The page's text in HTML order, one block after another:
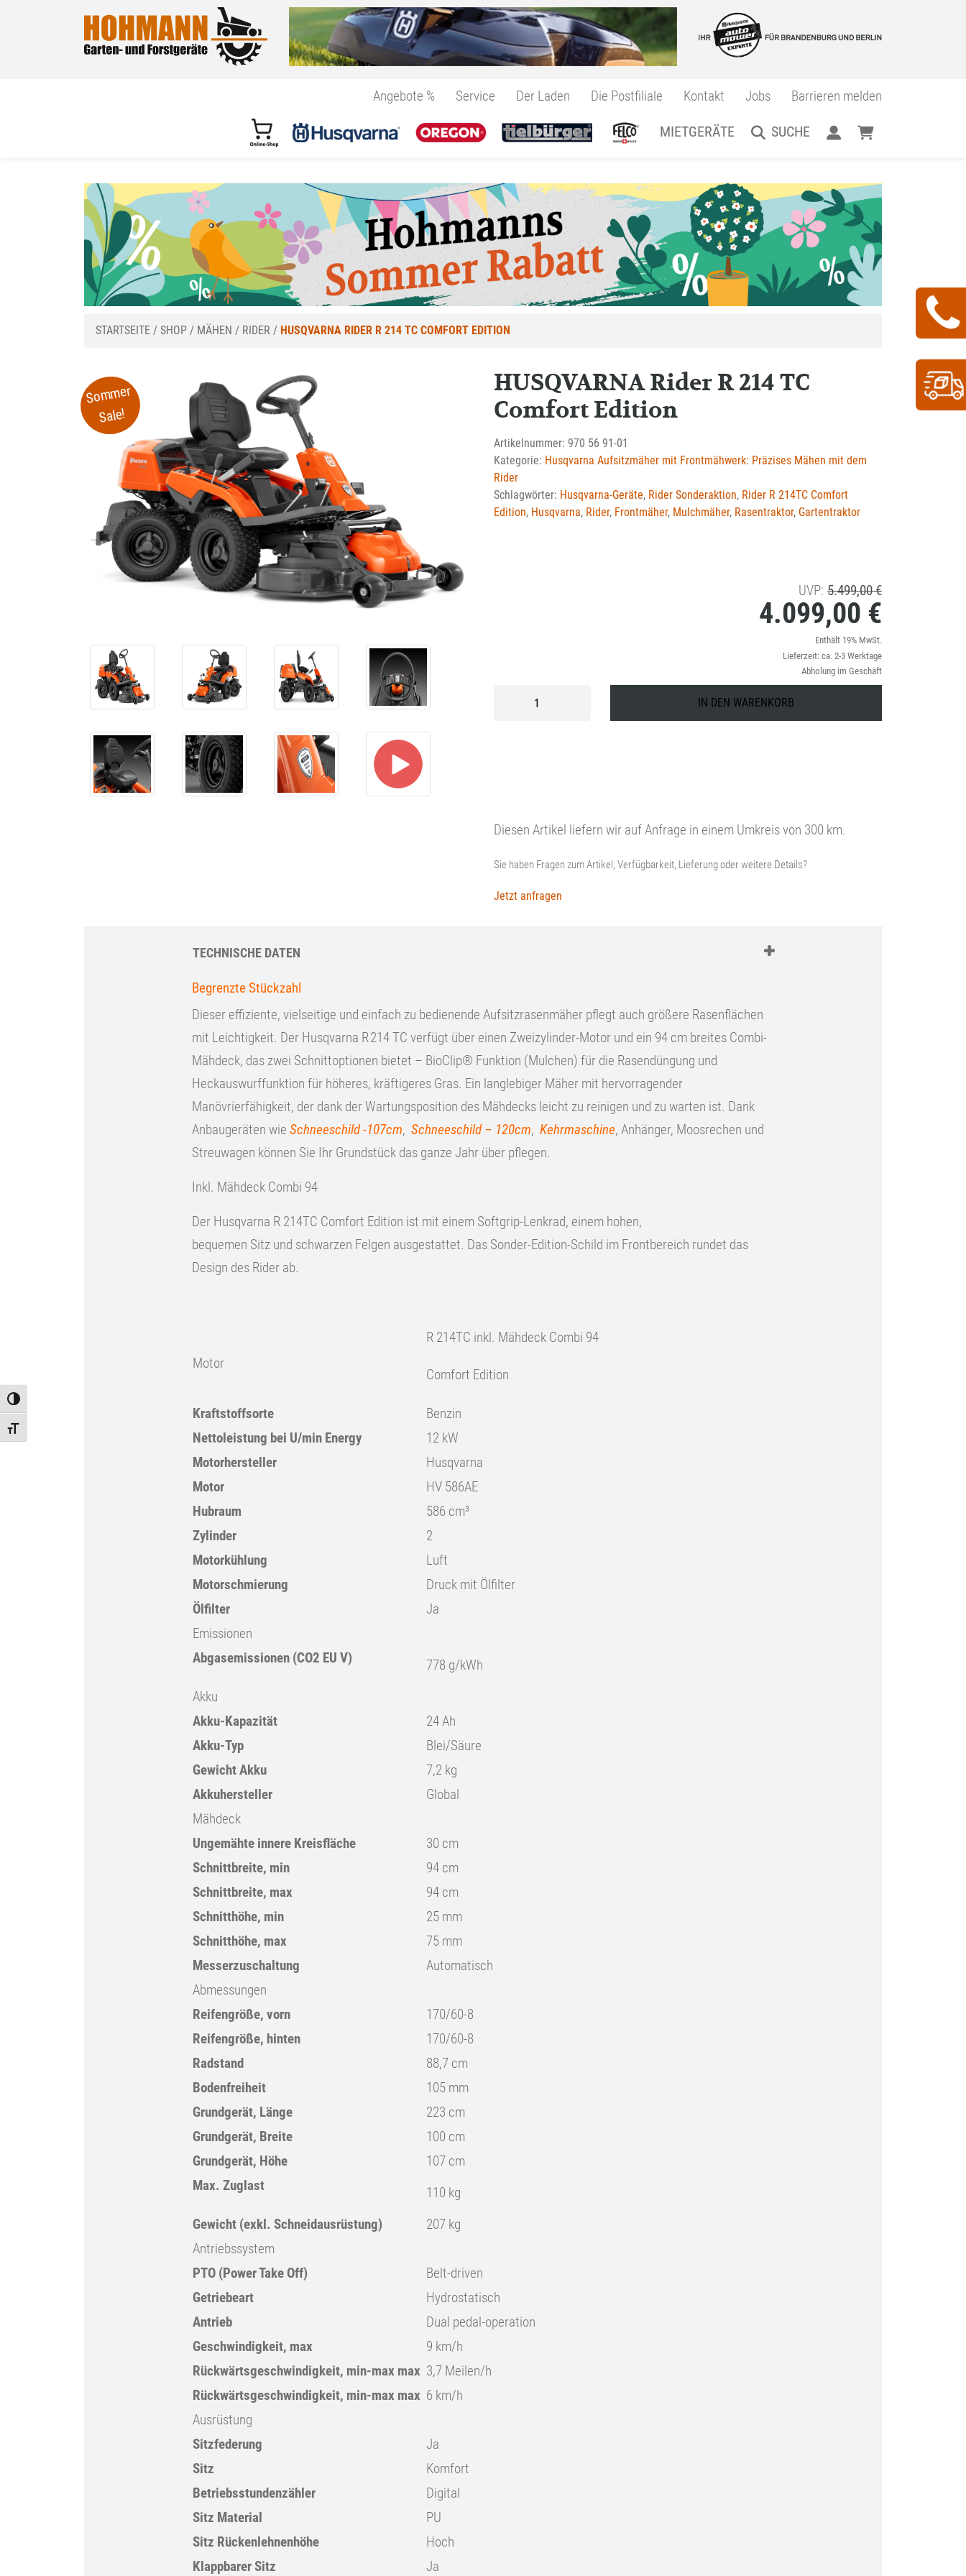
Toggle High Contrast
Toggle Font size
Angebote % Service Der Laden Die Postfiliale Kontakt Jobs Barrieren melden
MIETGERÄTE SUCHE
STARTSEITE / SHOP / MÄHEN / RIDER / HUSQVARNA RIDER R 214 TC COMFORT EDITION
Sommer
Sale!
HUSQVARNA Rider R 214 TC
Comfort Edition
Artikelnummer: 970 56 91-01
Kategorie: Husqvarna Aufsitzmäher mit Frontmähwerk: Präzises Mähen mit dem
Rider
Schlagwörter: Husqvarna-Geräte, Rider Sonderaktion, Rider R 214TC Comfort
Edition, Husqvarna, Rider, Frontmäher, Mulchmäher, Rasentraktor, Gartentraktor
UVP: 5.499,00€Ursprünglicher
5.499,00 €
4.099,00 €
Aktueller
ist:
Enthält 19% MwSt.
Lieferzeit: ca. 2-3 Werktage
Abholung im Geschäft
IN DEN WARENKORB
Diesen Artikel liefern wir auf Anfrage in einem Umkreis von 300 km.
Sie haben Fragen zum Artikel, Verfügbarkeit, Lieferung oder weitere Details?
Jetzt anfragen
TECHNISCHE DATEN
Begrenzte Stückzahl
Dieser effiziente, vielseitige und einfach zu bedienende Aufsitzrasenmäher pflegt auch größere Rasenflächen
mit Leichtigkeit. Der Husqvarna R 214 TC verfügt über einen Zweizylinder-Motor und ein 94 cm breites Combi-
Mähdeck, das zwei Schnittoptionen bietet – BioClip® Funktion (Mulchen) für die Rasendüngung und
Heckauswurffunktion für höheres, kräftigeres Gras. Ein langlebiger Mäher mit hervorragender
Manövrierfähigkeit, der dank der Wartungsposition des Mähdecks leicht zu reinigen und zu warten ist. Dank
Anbaugeräten wie Schneeschild -107cm, Schneeschild – 120cm, Kehrmaschine, Anhänger, Moosrechen und
Streuwagen können Sie Ihr Grundstück das ganze Jahr über pflegen.
Inkl. Mähdeck Combi 94
Der Husqvarna R 214TC Comfort Edition ist mit einem Softgrip-Lenkrad, einem hohen,
bequemen Sitz und schwarzen Felgen ausgestattet. Das Sonder-Edition-Schild im Frontbereich rundet das
Design des Rider ab.
Motor
R 214TC inkl. Mähdeck Combi 94
Comfort Edition
Kraftstoffsorte
Benzin
Nettoleistung bei U/min Energy
12 kW
Motorhersteller
Husqvarna
Motor
HV 586AE
Hubraum
586 cm³
Zylinder
2
Motorkühlung
Luft
Motorschmierung
Druck mit Ölfilter
Ölfilter
Ja
Emissionen
Abgasemissionen (CO2 EU V)
778 g/kWh
Akku
Akku-Kapazität
24 Ah
Akku-Typ
Blei/Säure
Gewicht Akku
7,2 kg
Akkuhersteller
Global
Mähdeck
Ungemähte innere Kreisfläche
30 cm
Schnittbreite, min
94 cm
Schnittbreite, max
94 cm
Schnitthöhe, min
25 mm
Schnitthöhe, max
75 mm
Messerzuschaltung
Automatisch
Abmessungen
Reifengröße, vorn
170/60-8
Reifengröße, hinten
170/60-8
Radstand
88,7 cm
Bodenfreiheit
105 mm
Grundgerät, Länge
223 cm
Grundgerät, Breite
100 cm
Grundgerät, Höhe
107 cm
Max. Zuglast
110 kg
Gewicht (exkl. Schneidausrüstung)
207 kg
Antriebssystem
PTO (Power Take Off)
Belt-driven
Getriebeart
Hydrostatisch
Antrieb
Dual pedal-operation
Geschwindigkeit, max
9 km/h
Rückwärtsgeschwindigkeit, min-max max 3,7 Meilen/h
Rückwärtsgeschwindigkeit, min-max max 6 km/h
Ausrüstung
Sitzfederung
Ja
Sitz
Komfort
Betriebsstundenzähler
Digital
Sitz Material
PU
Sitz Rückenlehnenhöhe
Hoch
Klappbarer Sitz
Ja